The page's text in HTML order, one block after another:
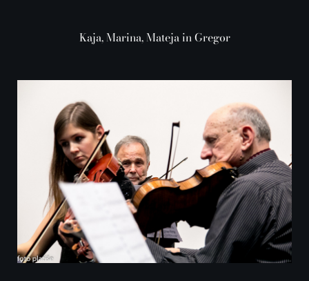
Kaja, Marina, Mateja in Gregor